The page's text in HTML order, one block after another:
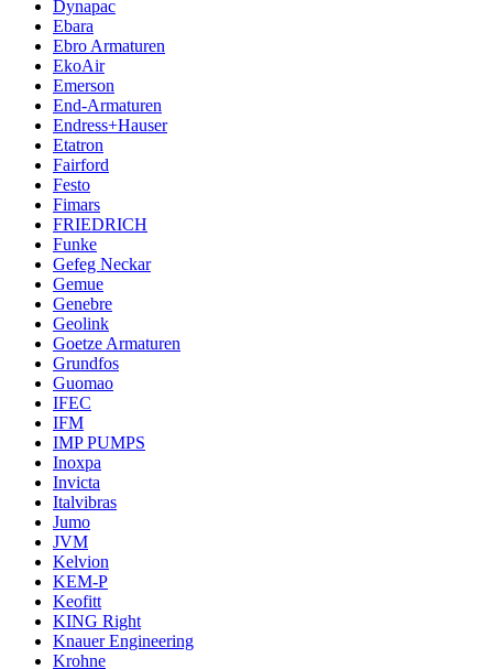
Dynapac
Ebara
Ebro Armaturen
EkoAir
Emerson
End-Armaturen
Endress+Hauser
Etatron
Fairford
Festo
Fimars
FRIEDRICH
Funke
Gefeg Neckar
Gemue
Genebre
Geolink
Goetze Armaturen
Grundfos
Guomao
IFEC
IFM
IMP PUMPS
Inoxpa
Invicta
Italvibras
Jumo
JVM
Kelvion
KEM-P
Keofitt
KING Right
Knauer Engineering
Krohne